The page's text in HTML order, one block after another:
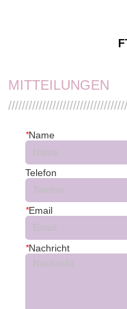
MITTEILUNGEN
*Name
Telefon
*Email
*Nachricht